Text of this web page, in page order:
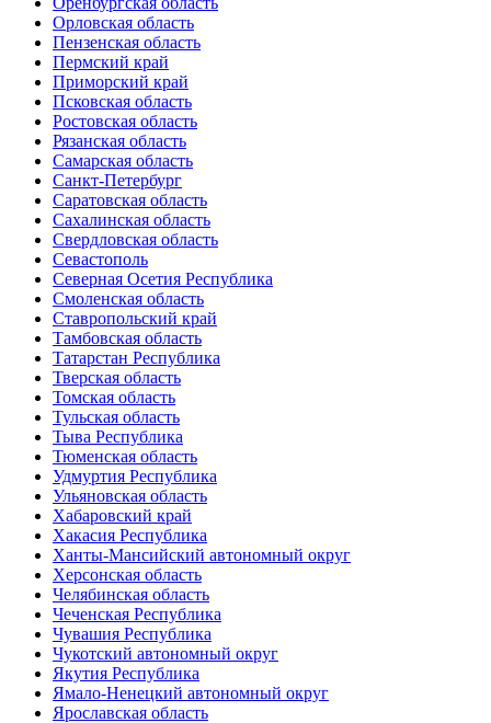
Орловская область
Пензенская область
Пермский край
Приморский край
Псковская область
Ростовская область
Рязанская область
Самарская область
Санкт-Петербург
Саратовская область
Сахалинская область
Свердловская область
Севастополь
Северная Осетия Республика
Смоленская область
Ставропольский край
Тамбовская область
Татарстан Республика
Тверская область
Томская область
Тульская область
Тыва Республика
Тюменская область
Удмуртия Республика
Ульяновская область
Хабаровский край
Хакасия Республика
Ханты-Мансийский автономный округ
Херсонская область
Челябинская область
Чеченская Республика
Чувашия Республика
Чукотский автономный округ
Якутия Республика
Ямало-Ненецкий автономный округ
Ярославская область